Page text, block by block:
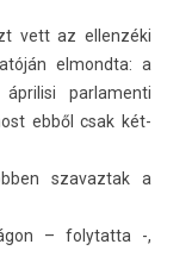
vett az el­lenzéki
el­mondta: a
par­lamen­ti
ebből csak két­
szavaz­tak a
– folytat­ta -,